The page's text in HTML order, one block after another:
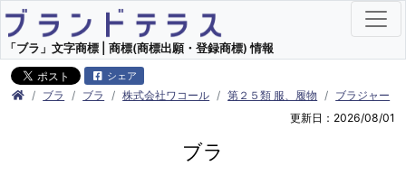
「ブラ」文字商標 | 商標(商標出願・登録商標) 情報
シェア
ブラ ブラ 株式会社ワコール 第２５類 服、履物
ブラジャー
更新日：2026/08/01
ブラ